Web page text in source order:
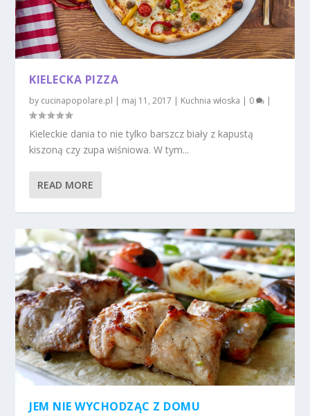
KIELECKA PIZZA
by cucinapopolare.pl | maj 11, 2017 | Kuchnia włoska | 0 |
Kieleckie dania to nie tylko barszcz biały z kapustą
kiszoną czy zupa wiśniowa. W tym...
READ MORE
JEM NIE WYCHODZĄC Z DOMU